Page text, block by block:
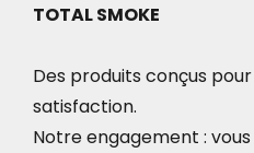
TOTAL SMOKE
Des produits conçus
satisfaction.
Notre engagement :